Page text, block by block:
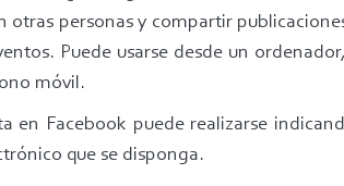
otras personas y compartir
Puede usarse desde un
móvil.
en Facebook puede realizarse
que se disponga.